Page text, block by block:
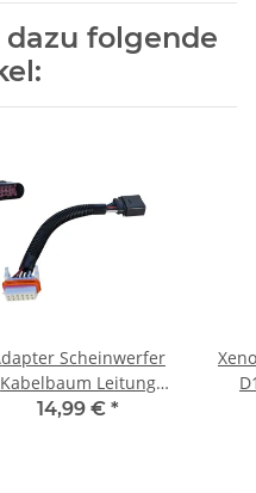
folgende
Scheinwerfer
Kabelbaum Leitung
7L6971071A für
14,99 € *